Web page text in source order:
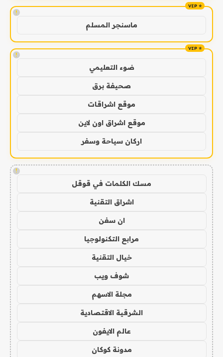
!
ماسنجر المسلم
!
ضوء التعليمي
صحيفة برق
موقع اشراقات
موقع اشراق اون لاين
اركان سياحة وسفر
!
مسك الكلمات في قوقل
اشراق التقنية
ان سفن
مرابع التكنولوجيا
خيال التقنية
شوف ويب
مجلة الاسهم
الشرقية الاقتصادية
عالم الايفون
مدونة كوكان